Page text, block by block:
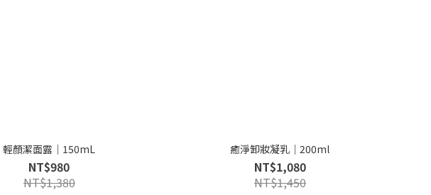
輕顏潔面露｜150mL
NT$980
NT$1,380
癒淨卸妝凝乳｜200ml
NT$1,080
NT$1,450